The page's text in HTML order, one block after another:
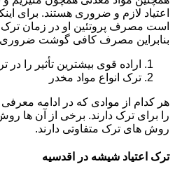
اعتیاد لازم و ضروری هستند. برای
است مصرف پروتئین او در زمان
بنابراین مصرف کافی گوشت
اراده قوی بیشترین تأثیر را در
ترک انواع مواد مخدر
هر کدام از موادی که در ادامه
را برای ترک دارند. برخی از آن ها
روش های ترک متفاوتی دارند.
ترک اعتیاد شیشه در اقدسیه